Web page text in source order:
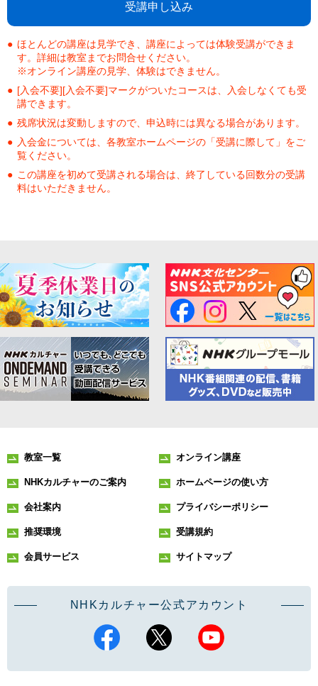
受講申し込み
ほとんどの講座は見学でき、講座によっては体験受講ができま
す。詳細は教室までお問合せください。
※オンライン講座の見学、体験はできません。
[入会不要][入会不要]マークがついたコースは、入会しなくても受
講できます。
残席状況は変動しますので、申込時には異なる場合があります。
入会金については、各教室ホームページの「受講に際して」をご
覧ください。
この講座を初めて受講される場合は、終了している回数分の受講
料はいただきません。
教室一覧 オンライン講座
NHKカルチャーのご案内 ホームページの使い方
会社案内 プライバシーポリシー
推奨環境 受講規約
会員サービス サイトマップ
NHKカルチャー公式アカウント